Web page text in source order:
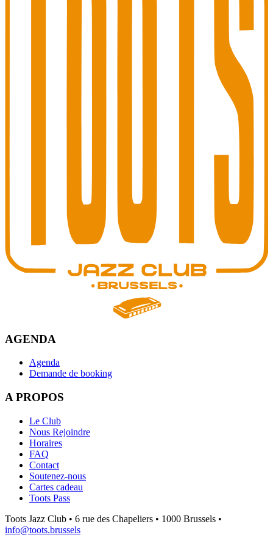
AGENDA
Agenda
Demande de booking
A PROPOS
Le Club
Nous Rejoindre
Horaires
FAQ
Contact
Soutenez-nous
Cartes cadeau
Toots Pass
Toots Jazz Club • 6 rue des Chapeliers • 1000 Brussels •
info@toots.brussels